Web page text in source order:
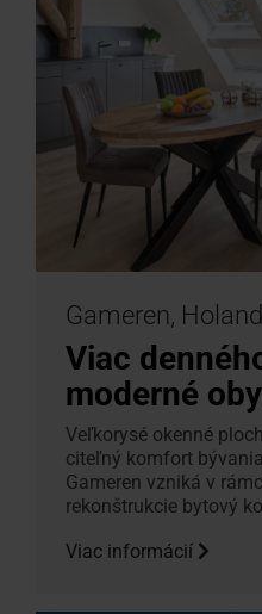
Gameren,
Viac
moderné
Veľkorysé okenné
citeľný komfort
Gameren vzniká v
rekonštrukcie bytový
Viac informácií